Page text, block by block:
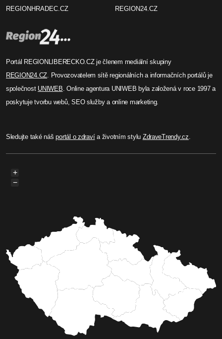
REGIONHRADEC.CZ REGION24.CZ
Portál REGIONLIBERECKO.CZ je členem mediální skupiny
REGION24.CZ. Provozovatelem sítě regionálních a informačních portálů je
společnost UNIWEB. Online agentura UNIWEB byla založená v roce 1997 a
poskytuje tvorbu webů, SEO služby a online marketing.
Sledujte také nášportál o zdravía životním stylu ZdraveTrendy.cz.
+
−